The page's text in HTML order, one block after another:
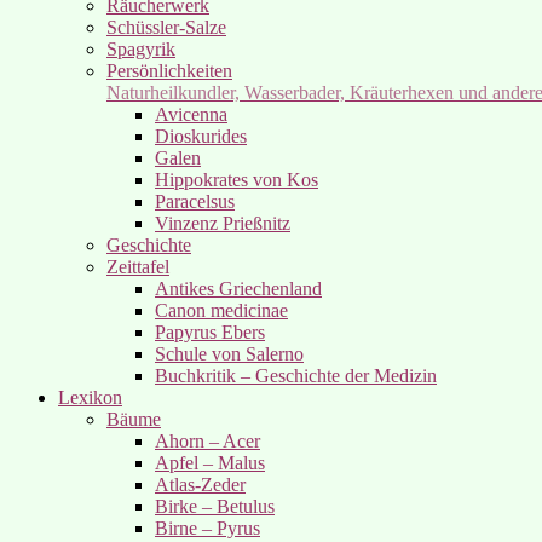
Räucherwerk
Schüssler-Salze
Spagyrik
Persönlichkeiten
Naturheilkundler, Wasserbader, Kräuterhexen und andere
Avicenna
Dioskurides
Galen
Hippokrates von Kos
Paracelsus
Vinzenz Prießnitz
Geschichte
Zeittafel
Antikes Griechenland
Canon medicinae
Papyrus Ebers
Schule von Salerno
Buchkritik – Geschichte der Medizin
Lexikon
Bäume
Ahorn – Acer
Apfel – Malus
Atlas-Zeder
Birke – Betulus
Birne – Pyrus